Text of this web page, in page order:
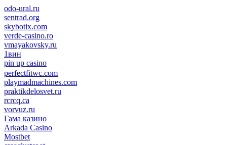
odo-ural.ru
sentrad.org
skybotix.com
verde-casino.ro
vmayakovsky.ru
1вин
pin up casino
пин ап
1win
perfectfitwc.com
playmadmachines.com
praktikdelosvet.ru
rcrcq.ca
vorvuz.ru
Гама казино
Arkada Casino
Mostbet